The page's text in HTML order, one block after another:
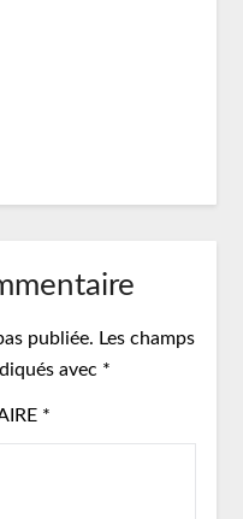
publiée. Les champs
avec *
*